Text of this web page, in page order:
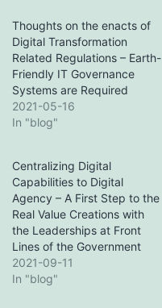
Thoughts on the enacts of
Digital Transformation
Related Regulations – Earth-
Friendly IT Governance
Systems are Required
2021-05-16
In "blog"
Centralizing Digital
Capabilities to Digital
Agency – A First Step to the
Real Value Creations with
the Leaderships at Front
Lines of the Government
2021-09-11
In "blog"